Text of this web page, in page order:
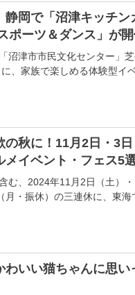
岡で「沼津キッチン
ポーツ＆ダンス」が
沼津市市民文化センター」
、家族で楽しめる体験型イ
の秋に！11月2日・3
メイベント・フェス5
む、2024年11月2日（土）
月・振休）の三連休に、東海
わいい猫ちゃんに思い